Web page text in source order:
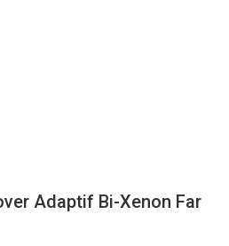
Adaptif Bi-Xenon Far